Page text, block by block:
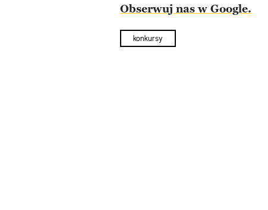
Obserwuj nas w Google.
konkursy